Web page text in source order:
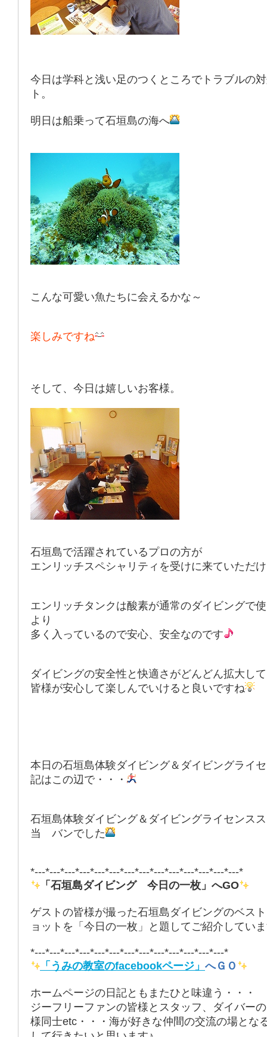
今日は学科と浅い足のつくところでトラブルの
ト。
明日は船乗って石垣島の海へ
こんな可愛い魚たちに会えるかな～
楽しみですね
そして、今日は嬉しいお客様。
石垣島で活躍されているプロの方が
エンリッチスペシャリティを受けに来ていただ
エンリッチタンクは酸素が通常のダイビングで
より
多く入っているので安心、安全なのです
ダイビングの安全性と快適さがどんどん拡大して
皆様が安心して楽しんでいけると良いですね
本日の石垣島体験ダイビング＆ダイビングライ
記はこの辺で・・・
石垣島体験ダイビング＆ダイビングライセンス
当 バンでした
*---*---*---*---*---*---*---*---*---*---*---*---*---*---*
「石垣島ダイビング 今日の一枚」へGO
ゲストの皆様が撮った石垣島ダイビングのベス
ョットを「今日の一枚」と題してご紹介してい
*---*---*---*---*---*---*---*---*---*---*---*---*---*
「うみの教室のfacebookページ」 へＧＯ
ホームページの日記ともまたひと味違う・・・
ジーフリーファンの皆様とスタッフ、ダイバー
様同士etc・・・海が好きな仲間の交流の場とな